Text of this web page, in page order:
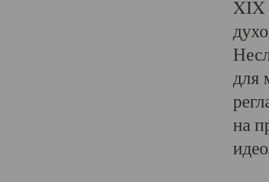
XIX
для
на